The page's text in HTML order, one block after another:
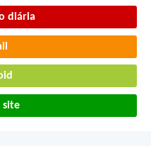
diária
site